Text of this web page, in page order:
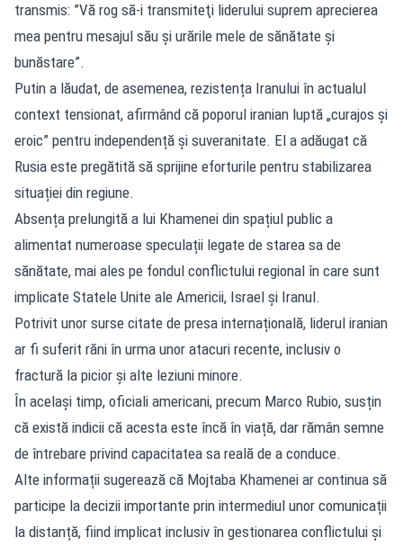
transmis: ”Vă rog să-i transmiteţi liderului suprem aprecierea
mea pentru mesajul său şi urările mele de sănătate şi
bunăstare”.
Putin a lăudat, de asemenea, rezistența Iranului în actualul
context tensionat, afirmând că poporul iranian luptă „curajos și
eroic” pentru independență și suveranitate. El a adăugat că
Rusia este pregătită să sprijine eforturile pentru stabilizarea
situației din regiune.
Absența prelungită a lui Khamenei din spațiul public a
alimentat numeroase speculații legate de starea sa de
sănătate, mai ales pe fondul conflictului regional în care sunt
implicate Statele Unite ale Americii, Israel și Iranul.
Potrivit unor surse citate de presa internațională, liderul iranian
ar fi suferit răni în urma unor atacuri recente, inclusiv o
fractură la picior și alte leziuni minore.
În același timp, oficiali americani, precum Marco Rubio, susțin
că există indicii că acesta este încă în viață, dar rămân semne
de întrebare privind capacitatea sa reală de a conduce.
Alte informații sugerează că Mojtaba Khamenei ar continua să
participe la decizii importante prin intermediul unor comunicații
la distanță, fiind implicat inclusiv în gestionarea conflictului și